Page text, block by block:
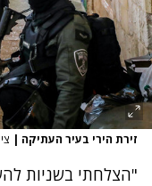
זירת הירי בעיר העתיקה |
"הצלחתי בשניות